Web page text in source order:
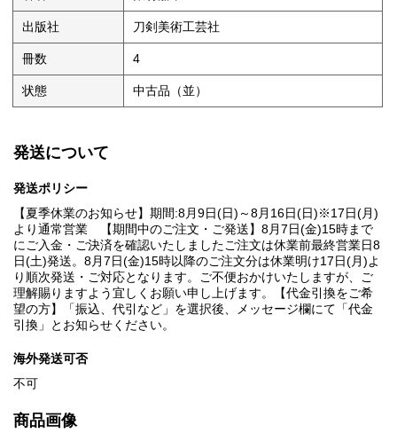
出版社 刀剣美術工芸社
冊数 4
状態 中古品（並）
発送について
発送ポリシー
【夏季休業のお知らせ】期間:8月9日(日)～8月16日(日)※17日(月)
より通常営業 【期間中のご注文・ご発送】8月7日(金)15時まで
にご入金・ご決済を確認いたしましたご注文は休業前最終営業日8
日(土)発送。8月7日(金)15時以降のご注文分は休業明け17日(月)よ
り順次発送・ご対応となります。ご不便おかけいたしますが、ご
理解賜りますよう宜しくお願い申し上げます。【代金引換をご希
望の方】「振込、代引など」を選択後、メッセージ欄にて「代金
引換」とお知らせください。
海外発送可否
不可
商品画像